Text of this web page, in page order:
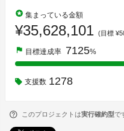
stars 集まっている金額
¥35,628,101 (目標
flag 目標達成率 7125%
支援数 1278
このプロジェクトは実行確約型で